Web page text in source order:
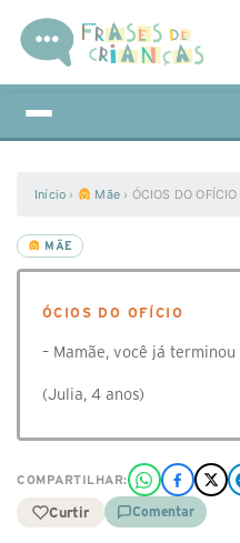
Início › Mãe › ÓCIOS DO OFÍCIO
MÃE
ÓCIOS DO OFÍCIO
– Mamãe, você já
(Julia, 4 anos)
COMPARTILHAR:
Curtir Comentar